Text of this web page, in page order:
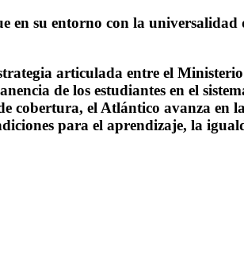
su entorno con la
articulada entre el
de los estudiantes en el
cobertura, el Atlántico avanza
para el aprendizaje, la